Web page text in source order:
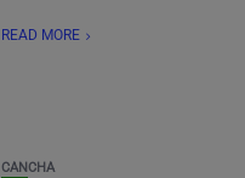
READ MORE
CANCHA